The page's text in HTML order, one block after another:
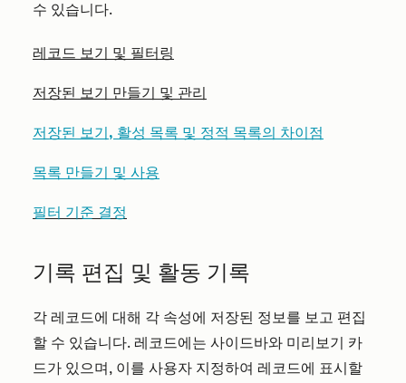
수 있습니다.
레코드 보기 및 필터링
저장된 보기 만들기 및 관리
저장된 보기, 활성 목록 및 정적 목록의 차이점
목록 만들기 및 사용
필터 기준 결정
기록 편집 및 활동 기록
각 레코드에 대해 각 속성에 저장된 정보를 보고 편집
할 수 있습니다. 레코드에는 사이드바와 미리보기 카
드가 있으며, 이를 사용자 지정하여 레코드에 표시할